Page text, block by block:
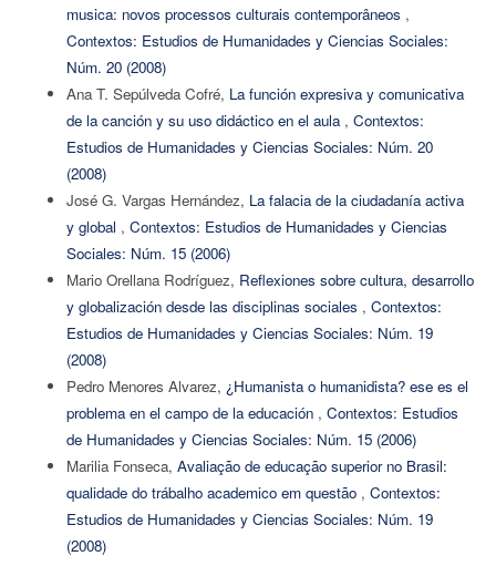
musica: novos processos culturais contemporâneos ,
Contextos: Estudios de Humanidades y Ciencias Sociales:
Núm. 20 (2008)
Ana T. Sepúlveda Cofré, La función expresiva y comunicativa
de la canción y su uso didáctico en el aula , Contextos:
Estudios de Humanidades y Ciencias Sociales: Núm. 20
(2008)
José G. Vargas Hernández, La falacia de la ciudadanía activa
y global , Contextos: Estudios de Humanidades y Ciencias
Sociales: Núm. 15 (2006)
Mario Orellana Rodríguez, Reflexiones sobre cultura, desarrollo
y globalización desde las disciplinas sociales , Contextos:
Estudios de Humanidades y Ciencias Sociales: Núm. 19
(2008)
Pedro Menores Alvarez, ¿Humanista o humanidista? ese es el
problema en el campo de la educación , Contextos: Estudios
de Humanidades y Ciencias Sociales: Núm. 15 (2006)
Marilia Fonseca, Avaliação de educação superior no Brasil:
qualidade do trábalho academico em questão , Contextos:
Estudios de Humanidades y Ciencias Sociales: Núm. 19
(2008)